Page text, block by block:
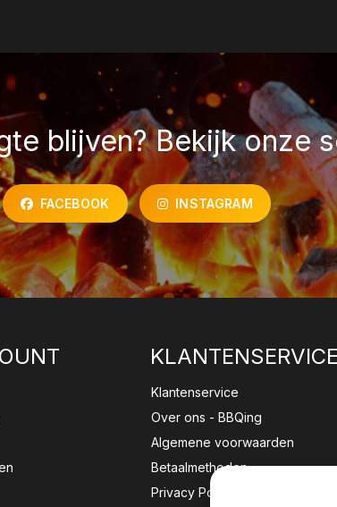
blijven? Bekijk onze
FACEBOOK INSTAGRAM
KLANTENSERVICE
Klantenservice
Over ons - BBQing
Algemene voorwaarden
Betaalmethoden
Privacy Policy